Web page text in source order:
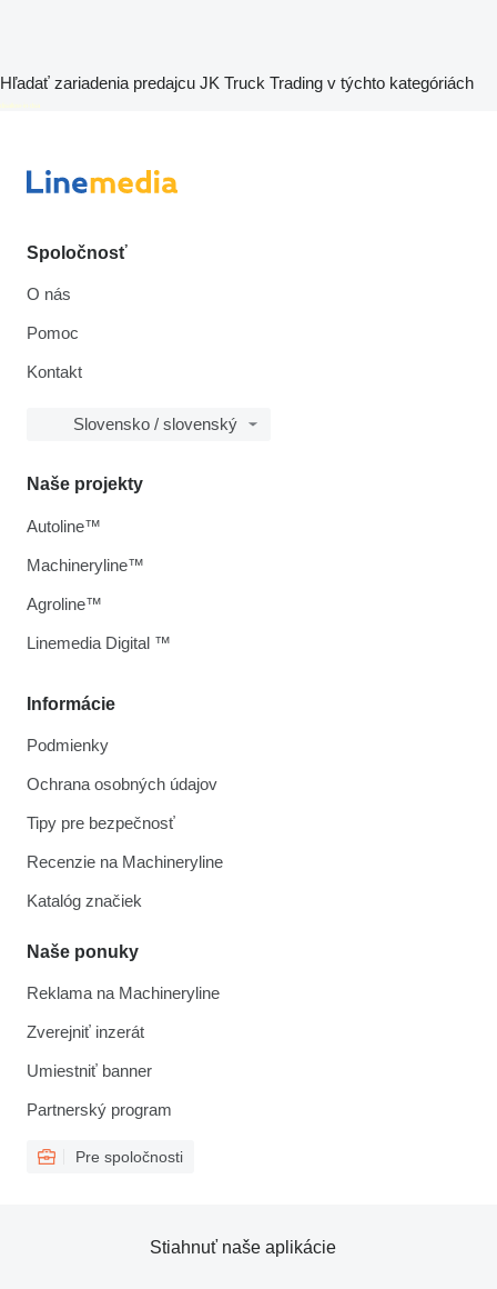
Hľadať zariadenia predajcu JK Truck Trading v týchto kategóriách
disallow-in-dsa
Spoločnosť
O nás
Pomoc
Kontakt
Slovensko / slovenský
Informácie
Podmienky
Ochrana osobných údajov
Tipy pre bezpečnosť
Recenzie na Machineryline
Katalóg značiek
Naše ponuky
Reklama na Machineryline
Zverejniť inzerát
Umiestniť banner
Partnerský program
Pre spoločnosti
Naše projekty
Autoline™
Machineryline™
Agroline™
Linemedia Digital ™
Stiahnuť naše aplikácie